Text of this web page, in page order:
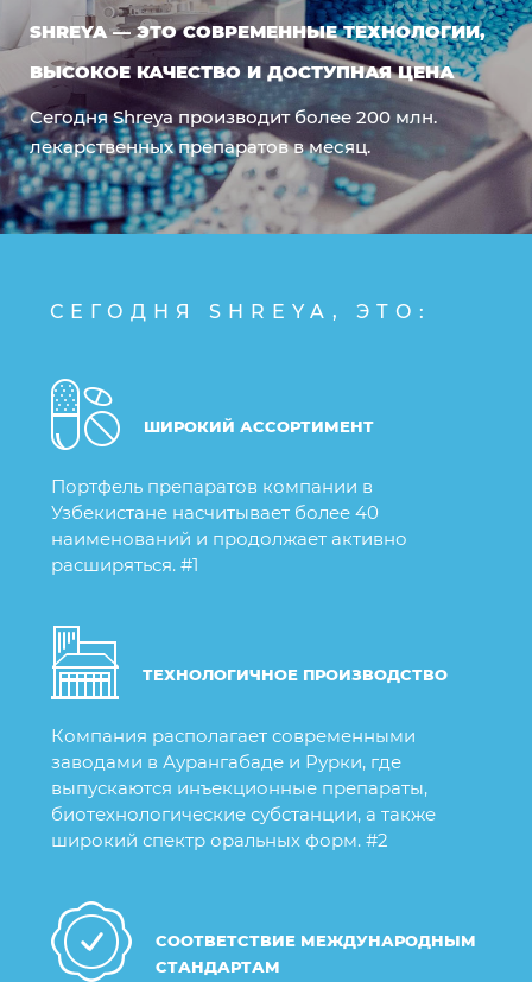
SHREYA — ЭТО СОВРЕМЕННЫЕ ТЕХНОЛОГИИ,
ВЫСОКОЕ КАЧЕСТВО И ДОСТУПНАЯ ЦЕНА
Сегодня Shreya производит более 200 млн.
лекарственных препаратов в месяц.
СЕГОДНЯ SHREYA, ЭТО:
ШИРОКИЙ АССОРТИМЕНТ
Портфель препаратов компании в
Узбекистане насчитывает более 40
наименований и продолжает активно
расширяться. #1
ТЕХНОЛОГИЧНОЕ ПРОИЗВОДСТВО
Компания располагает современными
заводами в Аурангабаде и Рурки, где
выпускаются инъекционные препараты,
биотехнологические субстанции, а также
широкий спектр оральных форм. #2
СООТВЕТСТВИЕ МЕЖДУНАРОДНЫМ
СТАНДАРТАМ